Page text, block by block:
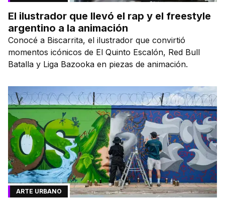
El ilustrador que llevó el rap y el freestyle
argentino a la animación
Conocé a Biscarrita, el ilustrador que convirtió
momentos icónicos de El Quinto Escalón, Red Bull
Batalla y Liga Bazooka en piezas de animación.
ARTE URBANO